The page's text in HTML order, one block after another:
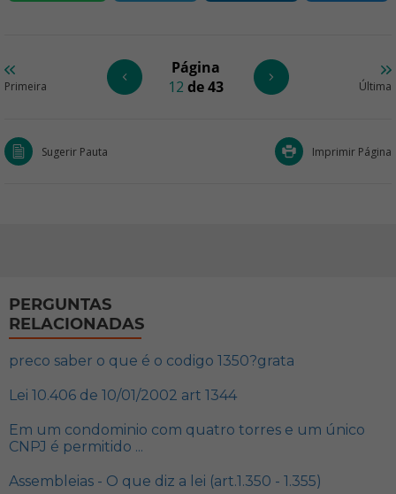
Primeira
Página
12 de 43 Última
Sugerir Pauta Imprimir Página
PERGUNTAS
RELACIONADAS
preco saber o que é o codigo 1350?grata
Lei 10.406 de 10/01/2002 art 1344
Em um condominio com quatro torres e um único
CNPJ é permitido ...
Assembleias - O que diz a lei (art.1.350 - 1.355)